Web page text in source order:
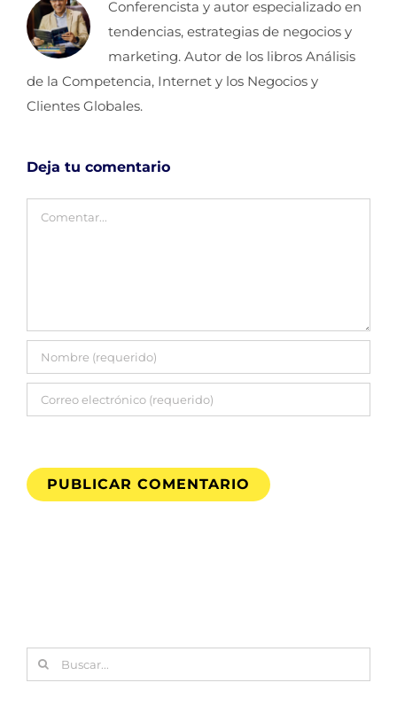
Conferencista y autor especializado en
tendencias, estrategias de negocios y
marketing. Autor de los libros Análisis
de la Competencia, Internet y los Negocios y
Clientes Globales.
Deja tu comentario
Comentar
Buscar: